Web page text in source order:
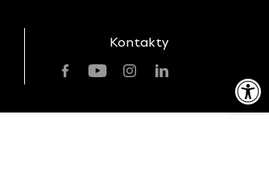
Open toolbar
Kontakty